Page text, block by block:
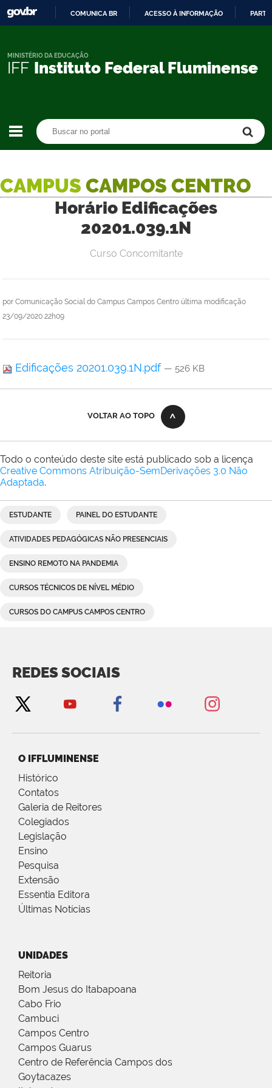
CONTEÚDO
COMUNICA BR ACESSO À INFORMAÇÃO
IFF Instituto Federal Fluminense
MINISTÉRIO DA EDUCAÇÃO
CAMPUS CAMPOS CENTRO
Horário Edificações
20201.039.1N
por Comunicação Social do Campus Campos Centro última modificação
23/09/2020 22h09
Curso Concomitante
Edificações 20201.039.1N.pdf — 526 KB
VOLTAR AO TOPO
Todo o conteúdo deste site está publicado sob a licença
Creative Commons Atribuição-SemDerivações 3.0 Não
Adaptada.
ESTUDANTE PAINEL DO ESTUDANTE
ATIVIDADES PEDAGÓGICAS NÃO PRESENCIAIS
ENSINO REMOTO NA PANDEMIA
CURSOS TÉCNICOS DE NÍVEL MÉDIO
CURSOS DO CAMPUS CAMPOS CENTRO
REDES SOCIAIS
O IFFLUMINENSE
Histórico
Contatos
Galeria de Reitores
Colegiados
Legislação
Ensino
Pesquisa
Extensão
Essentia Editora
Últimas Notícias
UNIDADES
Reitoria
Bom Jesus do Itabapoana
Cabo Frio
Cambuci
Campos Centro
Campos Guarus
Centro de Referência Campos dos
Goytacazes